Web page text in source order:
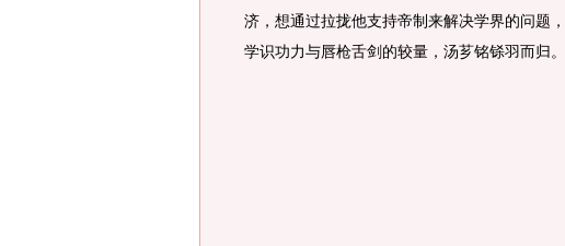
济，想通过拉拢他支持帝制来解决学界的问题
学识功力与唇枪舌剑的较量，汤芗铭铩羽而归。